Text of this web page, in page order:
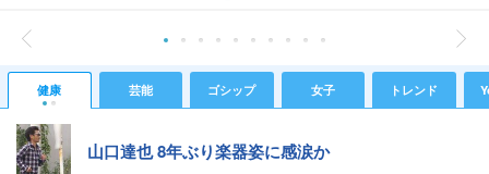
健康 芸能 ゴシップ 女子 トレンド
山口達也 8年ぶり楽器姿に感涙か